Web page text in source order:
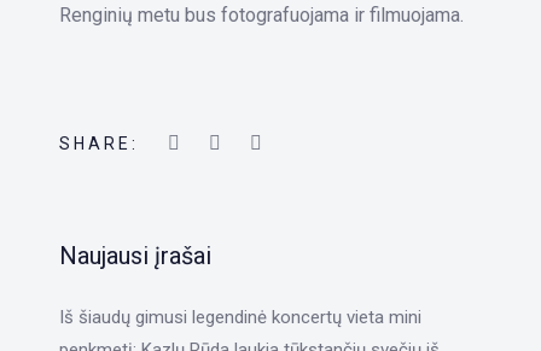
Renginių metu bus fotografuojama ir filmuojama.
SHARE:
Naujausi įrašai
Iš šiaudų gimusi legendinė koncertų vieta mini